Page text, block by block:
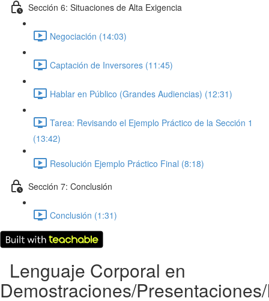
Sección 6: Situaciones de Alta Exigencia
Negociación (14:03)
Captación de Inversores (11:45)
Hablar en Público (Grandes Audiencias) (12:31)
Tarea: Revisando el Ejemplo Práctico de la Sección 1
(13:42)
Resolución Ejemplo Práctico Final (8:18)
Sección 7: Conclusión
Conclusión (1:31)
Lenguaje Corporal en
Demostraciones/